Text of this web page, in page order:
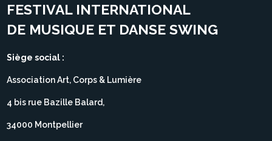
FESTIVAL INTERNATIONAL
DE MUSIQUE ET DANSE SWING
Siège social :
Association Art, Corps & Lumière
4 bis rue Bazille Balard,
34000 Montpellier